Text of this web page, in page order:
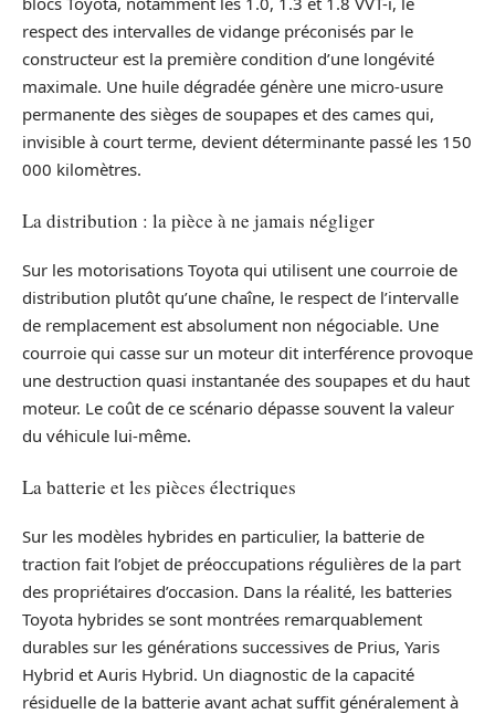
respect des intervalles de vidange préconisés par le
constructeur est la première condition d’une longévité
maximale. Une huile dégradée génère une micro-usure
permanente des sièges de soupapes et des cames qui,
invisible à court terme, devient déterminante passé les 150
000 kilomètres.
La distribution : la pièce à ne jamais négliger
Sur les motorisations Toyota qui utilisent une courroie de
distribution plutôt qu’une chaîne, le respect de l’intervalle
de remplacement est absolument non négociable. Une
courroie qui casse sur un moteur dit interférence provoque
une destruction quasi instantanée des soupapes et du haut
moteur. Le coût de ce scénario dépasse souvent la valeur
du véhicule lui-même.
La batterie et les pièces électriques
Sur les modèles hybrides en particulier, la batterie de
traction fait l’objet de préoccupations régulières de la part
des propriétaires d’occasion. Dans la réalité, les batteries
Toyota hybrides se sont montrées remarquablement
durables sur les générations successives de Prius, Yaris
Hybrid et Auris Hybrid. Un diagnostic de la capacité
résiduelle de la batterie avant achat suffit généralement à